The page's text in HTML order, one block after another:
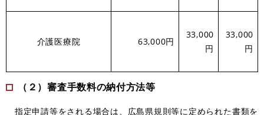
介護医療院 63,000円
33,000
円
33,000
円
（２）審査手数料の納付方法等
指定申請等をされる場合は、広島県規則等に定められた書類を